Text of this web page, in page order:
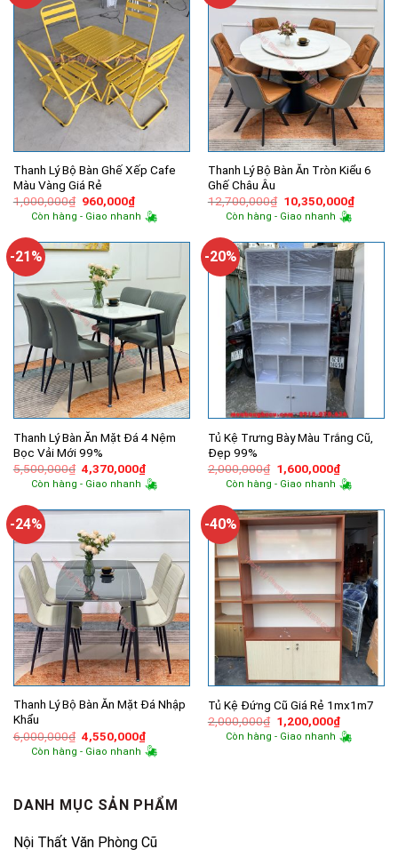
Thanh Lý Bộ Bàn Ghế Xếp Cafe
Màu Vàng Giá Rẻ
1,000,000₫ Giá
gốc
là:
960,000₫Giá
hiện
tại
960,000₫.
Còn hàng - Giao nhanh
Thanh Lý Bộ Bàn Ăn Tròn Kiểu 6
Ghế Châu Âu
12,700,000₫ Giá
gốc
là:
10,350,000₫Giá
hiện
Còn hàng - Giao nhanh
-21%
Thanh Lý Bàn Ăn Mặt Đá 4 Nệm
Bọc Vải Mới 99%
5,500,000₫ Giá
gốc
là:
4,370,000₫Giá
hiện
tại
4,370,000₫.
Còn hàng - Giao nhanh
-20%
Tủ Kệ Trưng Bày Màu Trắng Cũ,
Đẹp 99%
2,000,000₫ Giá
gốc
là:
1,600,000₫Giá
hiện
tại
Còn hàng - Giao nhanh
-24%
Thanh Lý Bộ Bàn Ăn Mặt Đá Nhập
Khẩu
6,000,000₫ Giá
gốc
là:
4,550,000₫Giá
hiện
tại
Còn hàng - Giao nhanh
-40%
Tủ Kệ Đứng Cũ Giá Rẻ 1mx1m7
2,000,000₫ Giá
gốc
là:
1,200,000₫Giá
hiện
tại
Còn hàng - Giao nhanh
DANH MỤC SẢN PHẨM
Nội Thất Văn Phòng Cũ